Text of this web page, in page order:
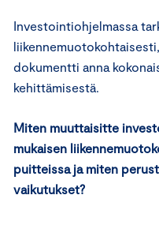
Investointiohjelmassa
dokumentti anna
kehittämisestä.
Miten muuttaisitte
mukaisen
puitteissa ja miten
vaikutukset?